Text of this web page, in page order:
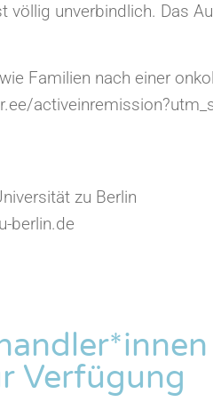
völlig unverbindlich. Das
Familien nach einer
zu Berlin
berlin.de
Verfügung